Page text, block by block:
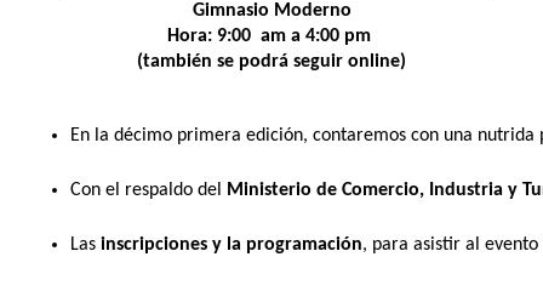
Gimnasio Moderno
Hora: 9:00 am a 4:00 pm
(también se podrá seguir online)
En la décimo primera edición, contaremos con una
Con el respaldo del Ministerio de Comercio, Industria y
Las inscripciones y la programación, para asistir al